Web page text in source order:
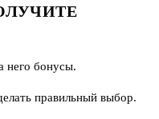
него бонусы.
правильный выбор.